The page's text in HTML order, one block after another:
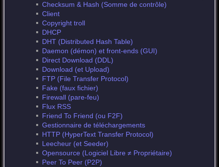
Checksum & Hash (Somme de contrôle)
Client
Copyright troll
DHCP
DHT (Distributed Hash Table)
Daemon (démon) et front-ends (GUI)
Direct Download (DDL)
Download (et Upload)
FTP (File Transfer Protocol)
Fake (faux fichier)
Firewall (pare-feu)
Flux RSS
Friend To Friend (ou F2F)
Gestionnaire de téléchargements
HTTP (HyperText Transfer Protocol)
Leecheur (et Seeder)
Opensource (Logiciel Libre ≠ Propriétaire)
Peer To Peer (P2P)